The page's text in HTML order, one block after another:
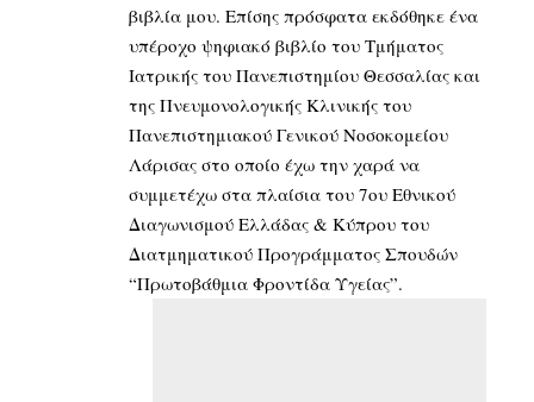
βιβλία μου. Επίσης πρόσφατα εκδόθηκε ένα
υπέροχο ψηφιακό βιβλίο του Τμήματος
Ιατρικής του Πανεπιστημίου Θεσσαλίας και
της Πνευμονολογικής Κλινικής του
Πανεπιστημιακού Γενικού Νοσοκομείου
Λάρισας στο οποίο έχω την χαρά να
συμμετέχω στα πλαίσια του 7ου Εθνικού
Διαγωνισμού Ελλάδας & Κύπρου του
Διατμηματικού Προγράμματος Σπουδών
“Πρωτοβάθμια Φροντίδα Υγείας”.